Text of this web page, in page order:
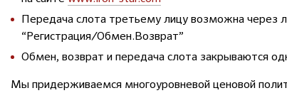
Передача слота третьему лицу возможна через
“Регистрация/Обмен.Возврат”
Обмен, возврат и передача слота закрываются
Мы придерживаемся многоуровневой ценовой